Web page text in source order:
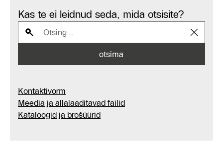
Kas te ei leidnud seda, mida otsisite?
otsima
Kontaktivorm
Meedia ja allalaaditavad failid
Kataloogid ja brošüürid